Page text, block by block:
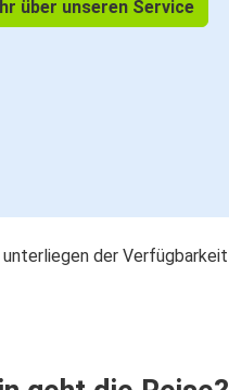
über unseren Service
der Verfügbarkeit